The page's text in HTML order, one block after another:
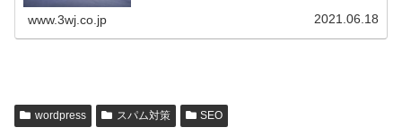
www.3wj.co.jp 2021.06.18
wordpress スパム対策 SEO